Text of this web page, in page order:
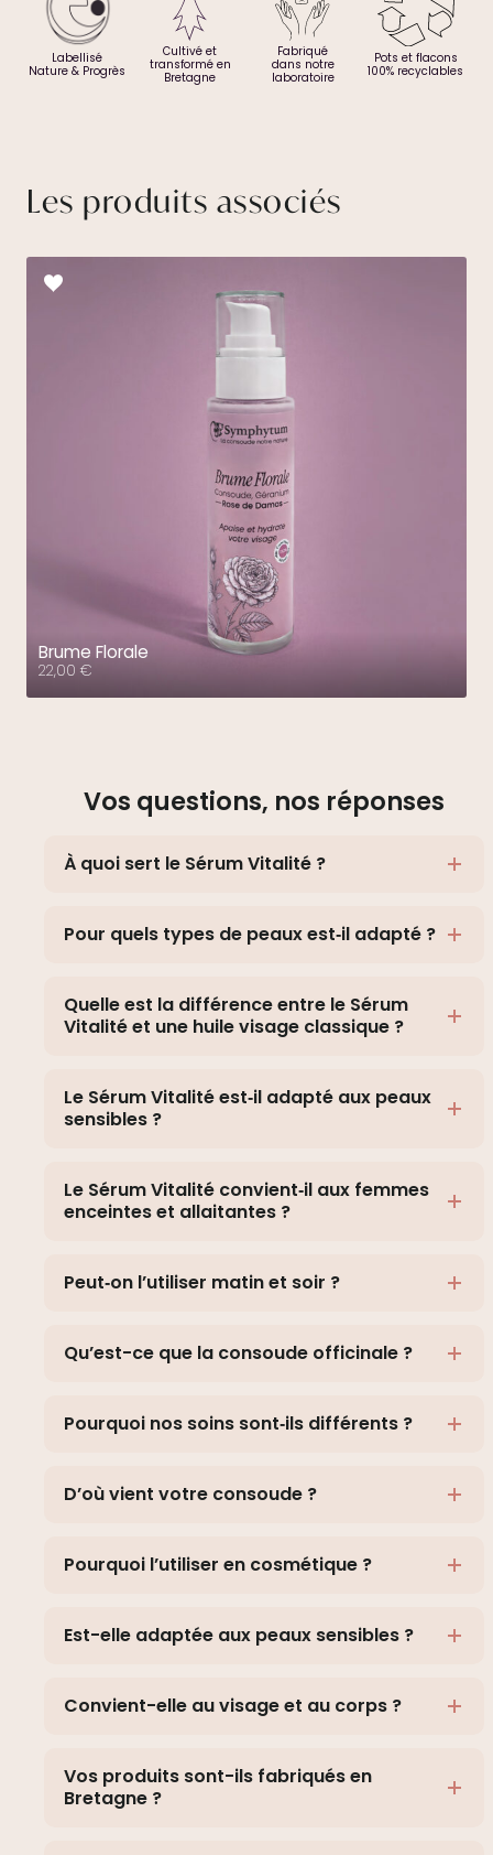
Labellisé
Nature & Progrès
Cultivé et
transformé en
Bretagne
Fabriqué
dans notre
laboratoire
Pots et flacons
100% recyclables
Les produits associés
Brume Florale
22,00€
Baume Bonne Mine – 50 ml
32,00€
Vos questions, nos réponses
À quoi sert le Sérum Vitalité ?
Pour quels types de peaux est‑il adapté ?
Quelle est la différence entre le Sérum
Vitalité et une huile visage classique ?
Le Sérum Vitalité est‑il adapté aux peaux
sensibles ?
Le Sérum Vitalité convient‑il aux femmes
enceintes et allaitantes ?
Peut‑on l’utiliser matin et soir ?
Qu’est-ce que la consoude officinale ?
Pourquoi nos soins sont‑ils différents ?
D’où vient votre consoude ?
Pourquoi l’utiliser en cosmétique ?
Est-elle adaptée aux peaux sensibles ?
Convient-elle au visage et au corps ?
Vos produits sont-ils fabriqués en
Bretagne ?